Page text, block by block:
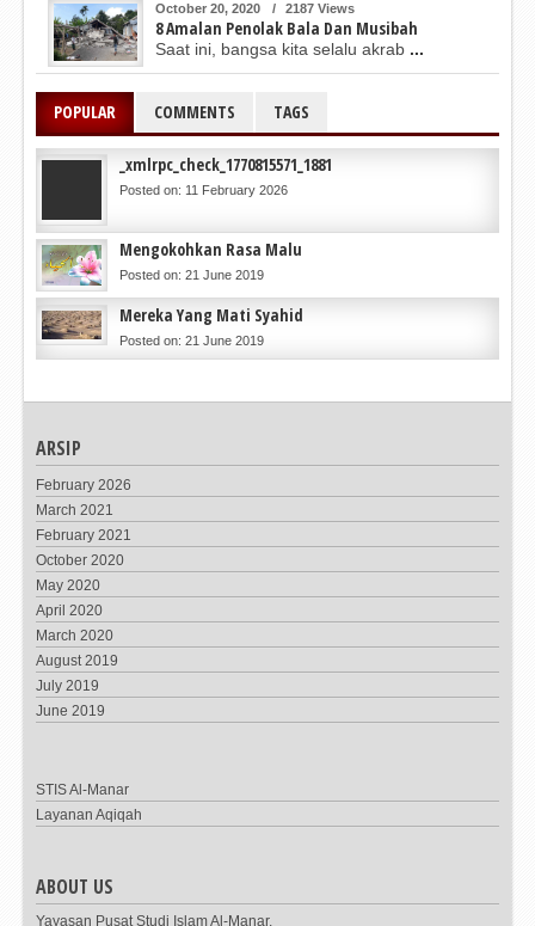
October 20, 2020 / 2187 Views
8 Amalan Penolak Bala Dan Musibah
Saat ini, bangsa kita selalu akrab ...
POPULAR COMMENTS TAGS
_xmlrpc_check_1770815571_1881
Posted on: 11 February 2026
Mengokohkan Rasa Malu
Posted on: 21 June 2019
Mereka Yang Mati Syahid
Posted on: 21 June 2019
ARSIP
February 2026
March 2021
February 2021
October 2020
May 2020
April 2020
March 2020
August 2019
July 2019
June 2019
STIS Al-Manar
Layanan Aqiqah
ABOUT US
Yayasan Pusat Studi Islam Al-Manar,